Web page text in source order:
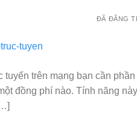
ĐÃ ĐĂNG
trên mạng bạn cần
đồng phí nào. Tính năng